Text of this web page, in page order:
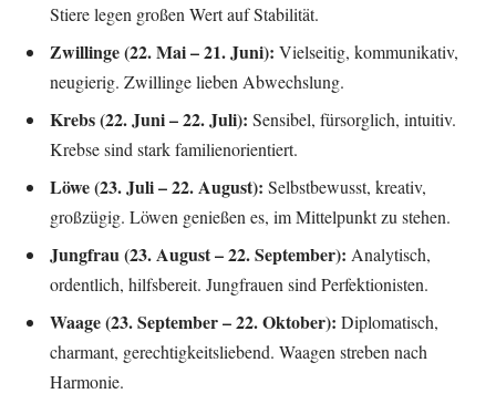
Stiere legen großen Wert auf Stabilität.
Zwillinge (22. Mai – 21. Juni): Vielseitig, kommunikativ,
neugierig. Zwillinge lieben Abwechslung.
Krebs (22. Juni – 22. Juli): Sensibel, fürsorglich, intuitiv.
Krebse sind stark familienorientiert.
Löwe (23. Juli – 22. August): Selbstbewusst, kreativ,
großzügig. Löwen genießen es, im Mittelpunkt zu stehen.
Jungfrau (23. August – 22. September): Analytisch,
ordentlich, hilfsbereit. Jungfrauen sind Perfektionisten.
Waage (23. September – 22. Oktober): Diplomatisch,
charmant, gerechtigkeitsliebend. Waagen streben nach
Harmonie.